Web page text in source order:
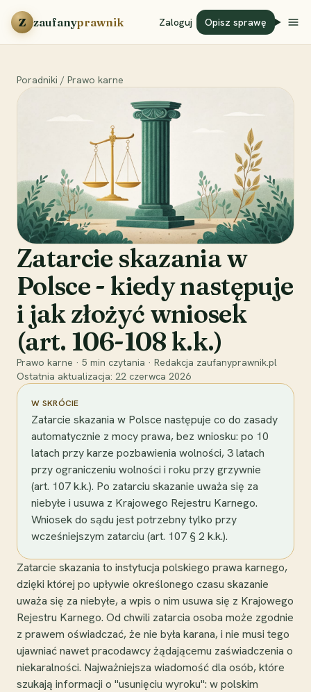
Przejdź do treści
Z zaufanyprawnik Zaloguj Opisz sprawę
Poradniki / Prawo karne
Zatarcie skazania w
Polsce - kiedy następuje
i jak złożyć wniosek
(art. 106-108 k.k.)
Prawo karne · 5 min czytania · Redakcja zaufanyprawnik.pl
Ostatnia aktualizacja: 22 czerwca 2026
W SKRÓCIE
Zatarcie skazania w Polsce następuje co do zasady
automatycznie z mocy prawa, bez wniosku: po 10
latach przy karze pozbawienia wolności, 3 latach
przy ograniczeniu wolności i roku przy grzywnie
(art. 107 k.k.). Po zatarciu skazanie uważa się za
niebyłe i usuwa z Krajowego Rejestru Karnego.
Wniosek do sądu jest potrzebny tylko przy
wcześniejszym zatarciu (art. 107 § 2 k.k.).
Zatarcie skazania to instytucja polskiego prawa karnego,
dzięki której po upływie określonego czasu skazanie
uważa się za niebyłe, a wpis o nim usuwa się z Krajowego
Rejestru Karnego. Od chwili zatarcia osoba może zgodnie
z prawem oświadczać, że nie była karana, i nie musi tego
ujawniać nawet pracodawcy żądającemu zaświadczenia o
niekaralności. Najważniejsza wiadomość dla osób, które
szukają informacji o "usunięciu wyroku": w polskim